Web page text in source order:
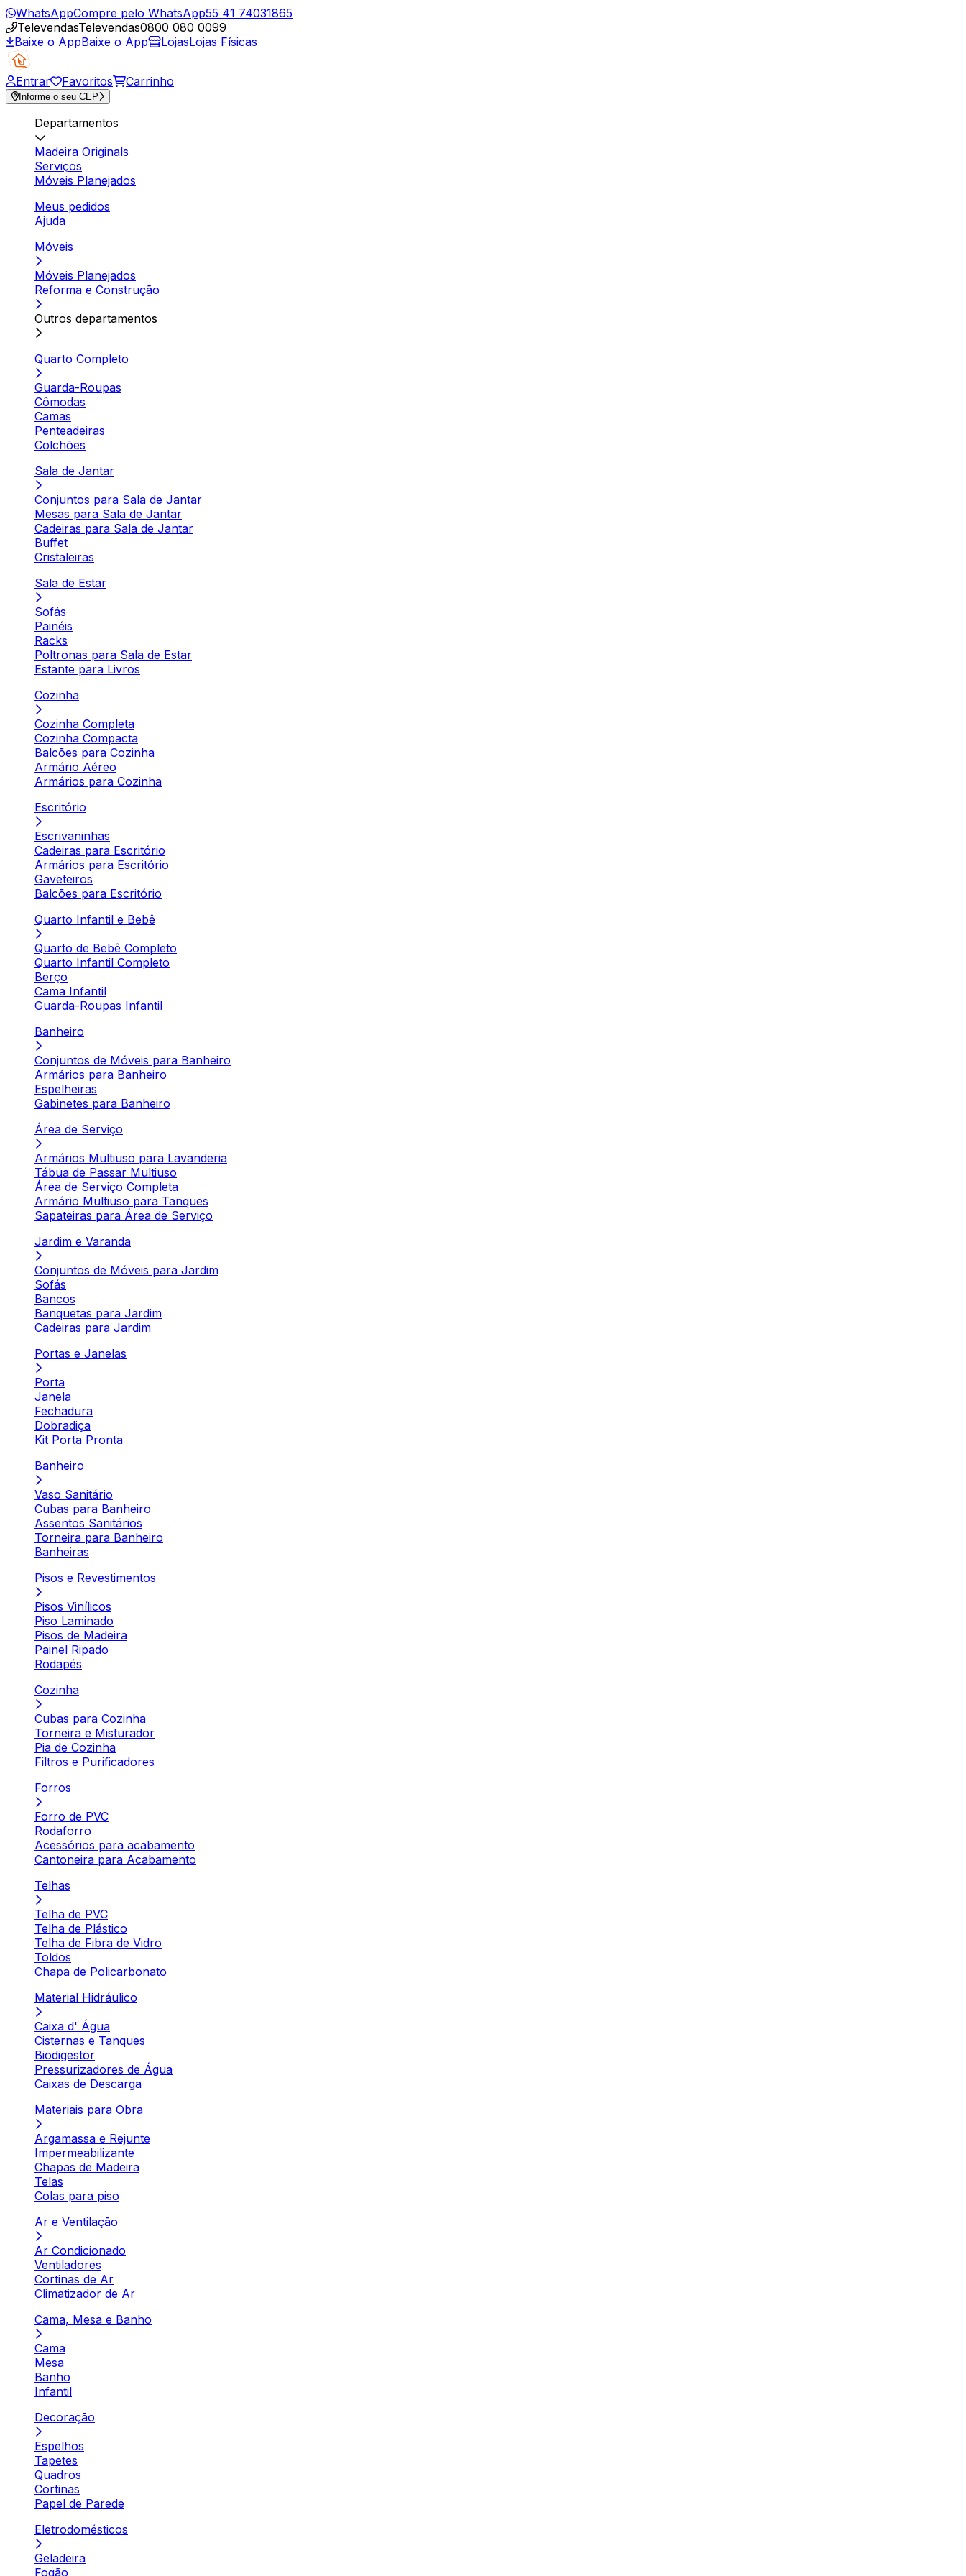
WhatsAppCompre pelo WhatsApp55 41 74031865
TelevendasTelevendas0800 080 0099
Baixe o AppBaixe o App LojasLojas Físicas
Entrar Favoritos Carrinho
Informe o seu CEP
Departamentos
Madeira Originals
Serviços
Móveis Planejados
Meus pedidos
Ajuda
Móveis
Móveis Planejados
Reforma e Construção
Outros departamentos
Quarto Completo
Guarda-Roupas
Cômodas
Camas
Penteadeiras
Colchões
Sala de Jantar
Conjuntos para Sala de Jantar
Mesas para Sala de Jantar
Cadeiras para Sala de Jantar
Buffet
Cristaleiras
Sala de Estar
Sofás
Painéis
Racks
Poltronas para Sala de Estar
Estante para Livros
Cozinha
Cozinha Completa
Cozinha Compacta
Balcões para Cozinha
Armário Aéreo
Armários para Cozinha
Escritório
Escrivaninhas
Cadeiras para Escritório
Armários para Escritório
Gaveteiros
Balcões para Escritório
Quarto Infantil e Bebê
Quarto de Bebê Completo
Quarto Infantil Completo
Berço
Cama Infantil
Guarda-Roupas Infantil
Banheiro
Conjuntos de Móveis para Banheiro
Armários para Banheiro
Espelheiras
Gabinetes para Banheiro
Área de Serviço
Armários Multiuso para Lavanderia
Tábua de Passar Multiuso
Área de Serviço Completa
Armário Multiuso para Tanques
Sapateiras para Área de Serviço
Jardim e Varanda
Conjuntos de Móveis para Jardim
Sofás
Bancos
Banquetas para Jardim
Cadeiras para Jardim
Portas e Janelas
Porta
Janela
Fechadura
Dobradiça
Kit Porta Pronta
Banheiro
Vaso Sanitário
Cubas para Banheiro
Assentos Sanitários
Torneira para Banheiro
Banheiras
Pisos e Revestimentos
Pisos Vinílicos
Piso Laminado
Pisos de Madeira
Painel Ripado
Rodapés
Cozinha
Cubas para Cozinha
Torneira e Misturador
Pia de Cozinha
Filtros e Purificadores
Forros
Forro de PVC
Rodaforro
Acessórios para acabamento
Cantoneira para Acabamento
Telhas
Telha de PVC
Telha de Plástico
Telha de Fibra de Vidro
Toldos
Chapa de Policarbonato
Material Hidráulico
Caixa d' Água
Cisternas e Tanques
Biodigestor
Pressurizadores de Água
Caixas de Descarga
Materiais para Obra
Argamassa e Rejunte
Impermeabilizante
Chapas de Madeira
Telas
Colas para piso
Ar e Ventilação
Ar Condicionado
Ventiladores
Cortinas de Ar
Climatizador de Ar
Cama, Mesa e Banho
Cama
Mesa
Banho
Infantil
Decoração
Espelhos
Tapetes
Quadros
Cortinas
Papel de Parede
Eletrodomésticos
Geladeira
Fogão